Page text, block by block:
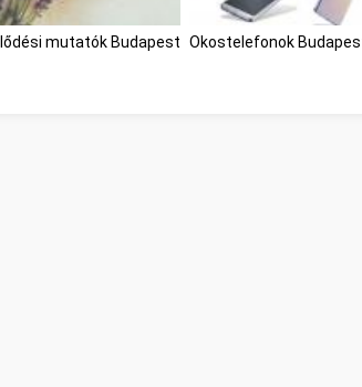
mutatók Budapest Okostelefonok